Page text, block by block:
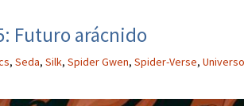
Futuro arácnido
, Seda, Silk, Spider Gwen, Spider-Verse, Universo